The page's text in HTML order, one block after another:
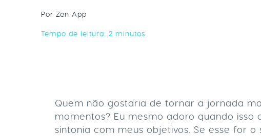
Por Zen App
Tempo de leitura: 2 minutos
Quem não gostaria de tornar a jornada
momentos? Eu mesmo adoro quando
sintonia com meus objetivos. Se esse for